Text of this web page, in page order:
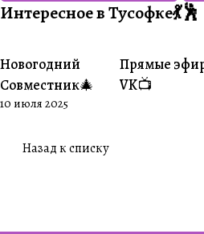
Интересное в Тусофке💃🕺
#Совместники
Новогодний
Совместник🎄
10 июля 2025
#Житуха
Прямые
VK📺
Назад к списку